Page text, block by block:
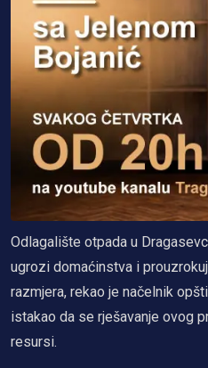
Odlagalište otpada u
ugrozi domaćinstva i
razmjera, rekao je načelnik
istakao da se rješavanje ovog
resursi.